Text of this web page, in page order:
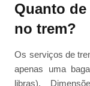
Quanto
no trem?
Os serviços de
apenas uma
libras).